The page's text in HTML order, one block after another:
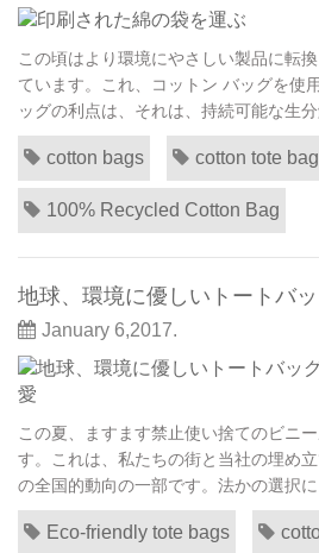
この頃はより環境にやさしい製品に転
ています。これ、コットン バッグを使
ッグの利点は、それは、持続可能な生
す。結局のところ、綿綿工場の副産物
それはより環境に優しい紙やビニール
返し使用することができます。それは
実用的です。場合は適切に世話、それ
cotton bags cotton tote bag
100% Recycled Cotton Bag
January 6,2017.
この夏、ますます禁止使い捨てのビニ
す。これは、私たちの街と当社の埋め
の全国的動向の一部です。法かの選択
利用可能なショッピング トートバッグ
必要性を表すためのマーケティング担
Eco-friendly tote bags